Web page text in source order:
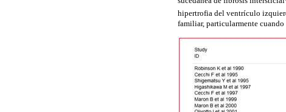
hipertrofia del ventrículo
familiar, particularmente cuando